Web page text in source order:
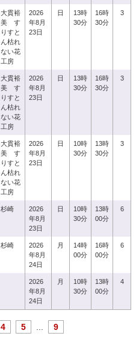
大貫裕
美 す
りすと
ん枯れ
ない花
工房
2026
年8月
23日
日
13時
30分
16時
30分
3
大貫裕
美 す
りすと
ん枯れ
ない花
工房
2026
年8月
23日
日
13時
30分
16時
30分
3
大貫裕
美 す
りすと
ん枯れ
ない花
工房
2026
年8月
23日
日
10時
30分
13時
30分
3
杉崎
2026
年8月
23日
日
10時
30分
13時
00分
6
杉崎
2026
年8月
24日
月
14時
00分
16時
00分
6
2026
年8月
24日
月
10時
30分
13時
00分
4
4 5 9